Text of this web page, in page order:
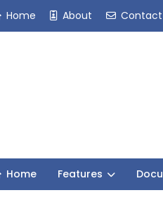
Home About Contact
Home Features